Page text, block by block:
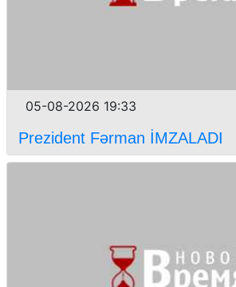
05-08-2026 19:33
Prezident Fərman İMZALADI